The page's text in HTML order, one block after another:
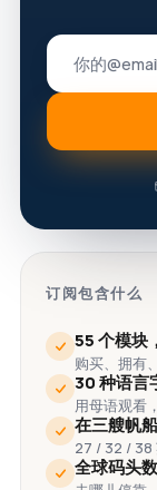
订阅包含什么
55 个模块
购买、拥有
30 种语言
用母语观看
在三艘帆
27 / 32 / 38
全球码头